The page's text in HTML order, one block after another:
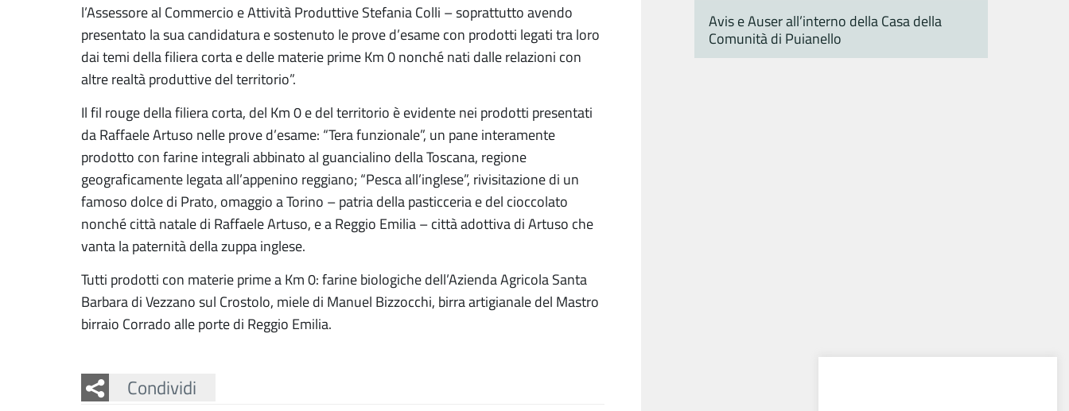
l’Assessore al Commercio e Attività Produttive Stefania Colli – soprattutto avendo
presentato la sua candidatura e sostenuto le prove d’esame con prodotti legati tra loro
dai temi della filiera corta e delle materie prime Km 0 nonché nati dalle relazioni con
altre realtà produttive del territorio”.
Il fil rouge della filiera corta, del Km 0 e del territorio è evidente nei prodotti presentati
da Raffaele Artuso nelle prove d’esame: “Tera funzionale”, un pane interamente
prodotto con farine integrali abbinato al guancialino della Toscana, regione
geograficamente legata all’appenino reggiano; “Pesca all’inglese”, rivisitazione di un
famoso dolce di Prato, omaggio a Torino – patria della pasticceria e del cioccolato
nonché città natale di Raffaele Artuso, e a Reggio Emilia – città adottiva di Artuso che
vanta la paternità della zuppa inglese.
Tutti prodotti con materie prime a Km 0: farine biologiche dell’Azienda Agricola Santa
Barbara di Vezzano sul Crostolo, miele di Manuel Bizzocchi, birra artigianale del Mastro
birraio Corrado alle porte di Reggio Emilia.
Condividi
Facebook
Twitter
Whatsapp
Avis e Auser all’interno della Casa della
Comunità di Puianello